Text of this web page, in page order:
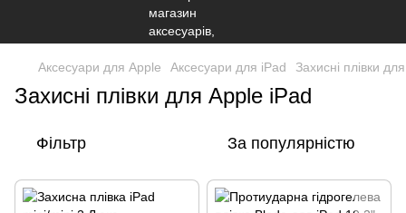
Аксесуари для Apple Аксесуари для iPad Захисні плівки
Захисні плівки для Apple iPad
Фільтр За популярністю